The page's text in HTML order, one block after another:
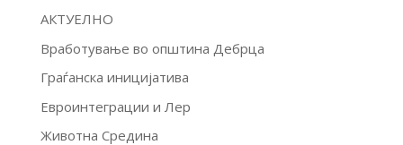
АКТУЕЛНО
Вработување во општина Дебрца
Граѓанска иницијатива
Евроинтеграции и Лер
Животна Средина